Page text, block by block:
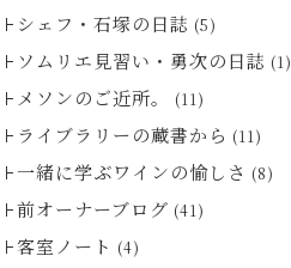
シェフ・石塚の日誌 (5)
ソムリエ見習い・勇次の日誌 (1)
メソンのご近所。 (11)
ライブラリーの蔵書から (11)
一緒に学ぶワインの愉しさ (8)
前オーナーブログ (41)
客室ノート (4)